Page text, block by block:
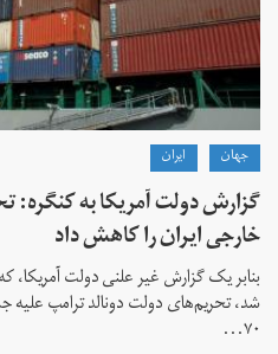
جهان ايران
خارجی ایران را کاهش داد
بنابر یک گزارش غیر علنی دولت آمریکا، که
۷۰...